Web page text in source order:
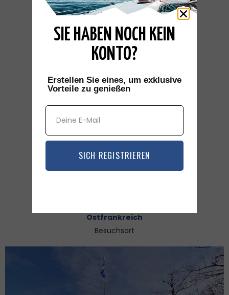
TJALK 20m
70 000€
Meter
Ostfrankreich
Besuchsort
SIE HABEN NOCH KEIN
KONTO?
Erstellen Sie eines, um exklusive
Vorteile zu genießen
SICH REGISTRIEREN